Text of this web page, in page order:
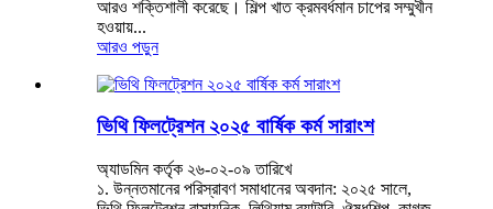
আরও শক্তিশালী করেছে। শিল্প খাত ক্রমবর্ধমান চাপের সম্মুখীন
হওয়ায়...
আরও পড়ুন
ভিথি ফিলট্রেশন ২০২৫ বার্ষিক কর্ম সারাংশ
অ্যাডমিন কর্তৃক ২৬-০২-০৯ তারিখে
১. উন্নতমানের পরিস্রাবণ সমাধানের অবদান: ২০২৫ সালে,